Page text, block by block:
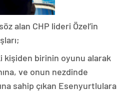
alan CHP lideri Özel’in
kişiden birinin oyunu alarak
ve onun nezdinde
sahip çıkan Esenyurtlulara